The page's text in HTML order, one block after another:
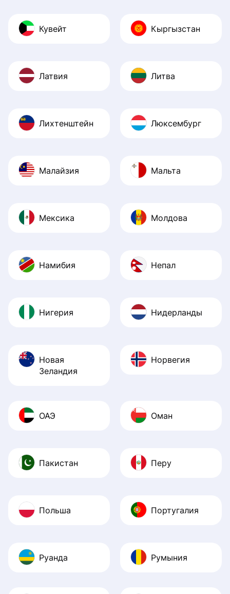
Кувейт Кыргызстан
Латвия Литва
Лихтенштейн Люксембург
Малайзия Мальта
Мексика Молдова
Намибия Непал
Нигерия Нидерланды
Новая
Зеландия
Норвегия
ОАЭ Оман
Пакистан Перу
Польша Португалия
Руанда Румыния